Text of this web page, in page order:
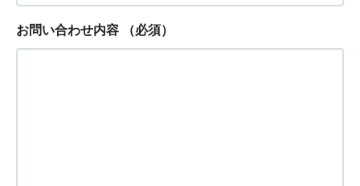
お問い合わせ内容 （必須）